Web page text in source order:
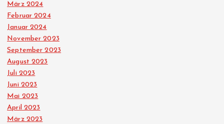
März 2024
Februar 2024
Januar 2024
November 2023
September 2023
August 2023
Juli 2023
Juni 2023
Mai 2023
April 2023
März 2023